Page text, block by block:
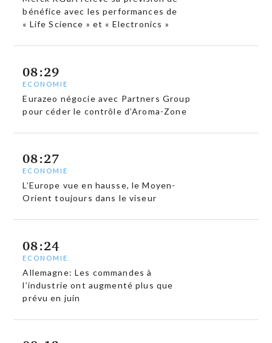
bénéfice avec les performances de
« Life Science » et « Electronics »
08:29
ECONOMIE
Eurazeo négocie avec Partners Group
pour céder le contrôle d’Aroma-Zone
08:27
ECONOMIE
L’Europe vue en hausse, le Moyen-
Orient toujours dans le viseur
08:24
ECONOMIE
Allemagne: Les commandes à
l’industrie ont augmenté plus que
prévu en juin